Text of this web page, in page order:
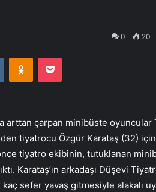
0 20
VKontakteOdnoklassniki
Pocket
arttan çarpan minibüste
tiyatrocu Özgür Karataş (32)
tiyatro ekibinin, tutuklanan
Karataş’ın arkadaşı Düşevi
sefer yavaş gitmesiyle alakalı